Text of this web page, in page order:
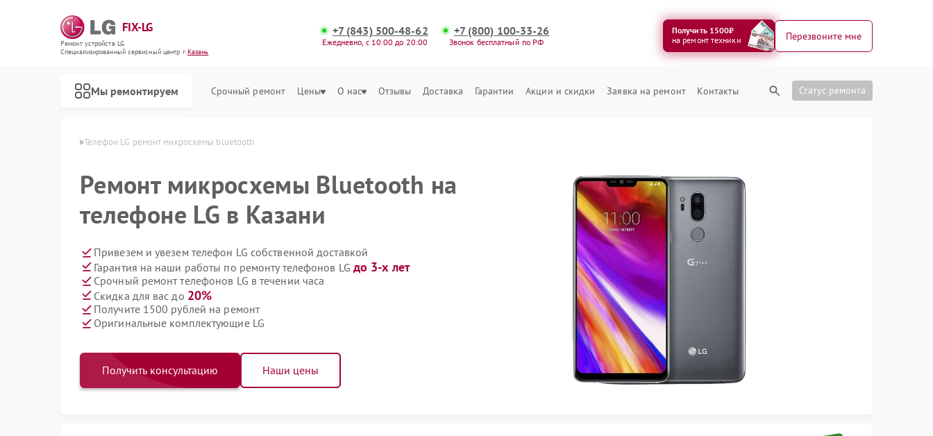
FIX-LG
Ремонт устройств LG
Специализированный cервисный центр г.Казань
+7 (843) 500-48-62
Ежедневно, с 10:00 до 20:00
+7 (800) 100-33-26
Звонок бесплатный по РФ
Получить 1500₽
на ремонт техники
Перезвоните мне
Мы ремонтируем Срочный ремонт Цены О нас Отзывы Доставка Гарантии Акции и скидки Заявка на ремонт Контакты Статус ремонта
Телефон LG ремонт микросхемы bluetooth
Ремонт микросхемы Bluetooth на
телефоне LG в Казани
Привезем и увезем телефон LG собственной доставкой
Гарантия на наши работы по ремонту телефонов LG до 3-х лет
Срочный ремонт телефонов LG в течении часа
Скидка для вас до 20%
Получите 1500 рублей на ремонт
Оригинальные комплектующие LG
Получить консультацию Наши цены